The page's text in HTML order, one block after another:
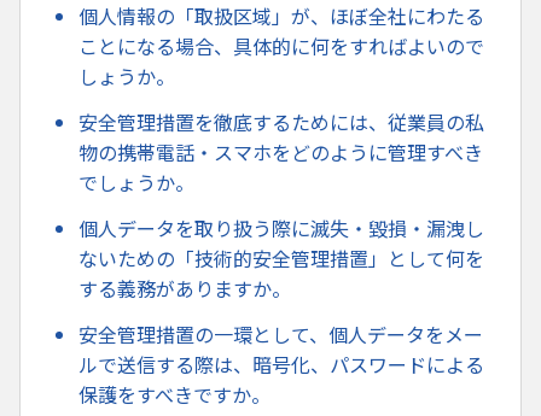
個人情報の「取扱区域」が、ほぼ全社にわたる
ことになる場合、具体的に何をすればよいので
しょうか。
安全管理措置を徹底するためには、従業員の私
物の携帯電話・スマホをどのように管理すべき
でしょうか。
個人データを取り扱う際に滅失・毀損・漏洩し
ないための「技術的安全管理措置」として何を
する義務がありますか。
安全管理措置の一環として、個人データをメー
ルで送信する際は、暗号化、パスワードによる
保護をすべきですか。